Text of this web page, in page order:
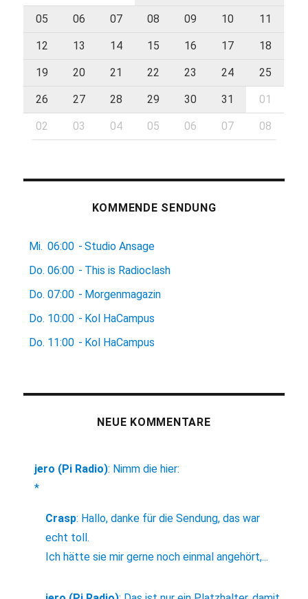
05 06 07 08 09 10 11
12 13 14 15 16 17 18
19 20 21 22 23 24 25
26 27 28 29 30 31 01
02 03 04 05 06 07 08
KOMMENDE SENDUNG
Mi. 06:00 - Studio Ansage
Do. 06:00 - This is Radioclash
Do. 07:00 - Morgenmagazin
Do. 10:00 - Kol HaCampus
Do. 11:00 - Kol HaCampus
NEUE KOMMENTARE
jero (Pi Radio): Nimm die hier:
*
Crasp: Hallo, danke für die Sendung, das war
echt toll.
Ich hätte sie mir gerne noch einmal angehört,...